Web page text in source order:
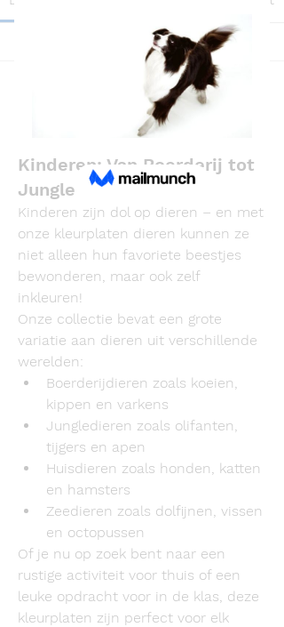
Dieren Kleurplaten voor
Kinderen: Van Boerderij tot
Jungle
Kinderen zijn dol op dieren – en met
onze kleurplaten dieren kunnen ze
niet alleen hun favoriete beestjes
bewonderen, maar ook zelf
inkleuren!
Onze collectie bevat een grote
variatie aan dieren uit verschillende
werelden:
Boerderijdieren zoals koeien,
kippen en varkens
Jungledieren zoals olifanten,
tijgers en apen
Huisdieren zoals honden, katten
en hamsters
Zeedieren zoals dolfijnen, vissen
en octopussen
Of je nu op zoek bent naar een
rustige activiteit voor thuis of een
leuke opdracht voor in de klas, deze
kleurplaten zijn perfect voor elk